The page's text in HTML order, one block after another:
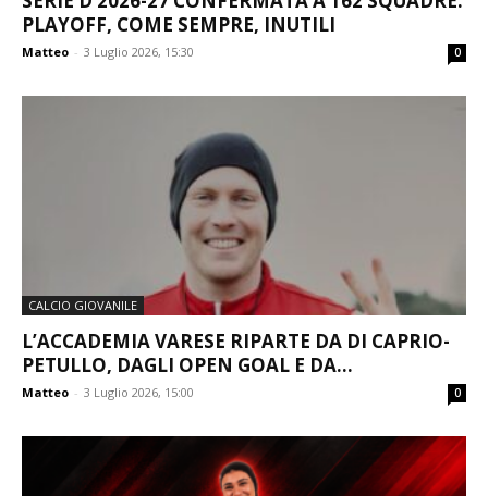
PLAYOFF, COME SEMPRE, INUTILI
Matteo - 3 Luglio 2026, 15:30 0
CALCIO GIOVANILE
L’ACCADEMIA VARESE RIPARTE DA DI CAPRIO-
PETULLO, DAGLI OPEN GOAL E DA...
Matteo - 3 Luglio 2026, 15:00 0